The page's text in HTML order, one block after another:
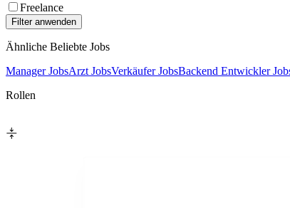
Freelance
Ähnliche Beliebte Jobs
Manager JobsArzt JobsVerkäufer JobsBackend Entwickler
Rollen